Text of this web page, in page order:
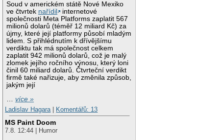
Soud v americkém státě Nové Mexiko
ve čtvrtek nařídil
internetové
společnosti Meta Platforms zaplatit 567
milionů dolarů (téměř 12 miliard Kč) za
újmy, které její platformy působí mladým
lidem. S přihlédnutím k dřívějšímu
verdiktu tak má společnost celkem
zaplatit 942 milionů dolarů, což je malý
zlomek jejího ročního výnosu, který loni
činil 60 miliard dolarů. Čtvrteční verdikt
firmě také nařizuje, aby změnila způsob,
jakým její
…více »
Ladislav Hagara| Komentářů: 13
MS Paint Doom
7.8. 12:44 | Humor